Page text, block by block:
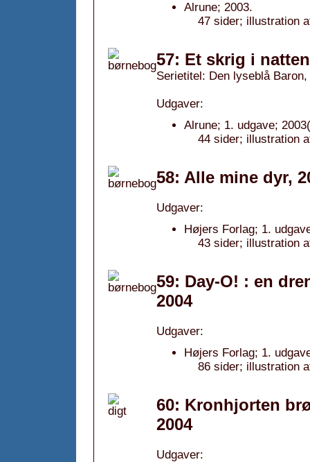
Alrune; 2003.
47 sider; illustration
57: Et skrig i
Serietitel: Den lyseblå Baron,
Udgaver:
Alrune; 1. udgave;
44 sider; illustration
58: Alle mine dyr,
Udgaver:
Højers Forlag; 1.
43 sider; illustration
59: Day-O! : en
2004
Udgaver:
Højers Forlag; 1.
86 sider; illustration
60: Kronhjorten
2004
Udgaver: